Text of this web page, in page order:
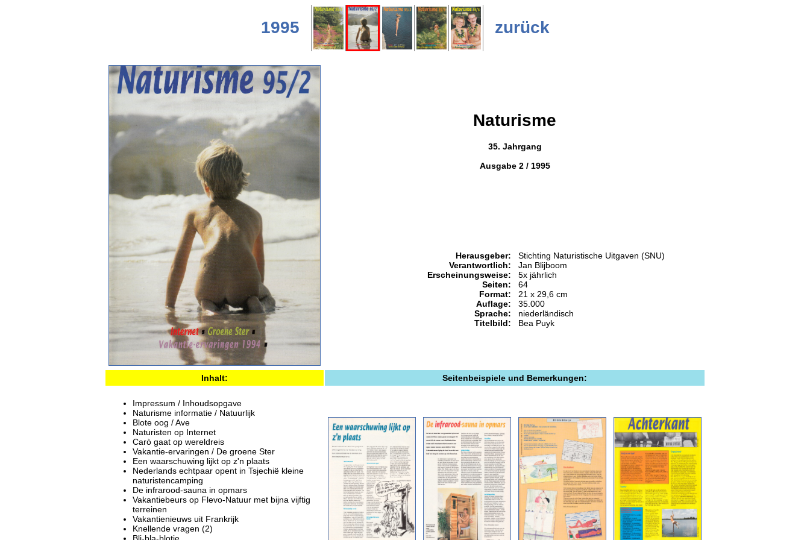
1995 zurück
Naturisme
35. Jahrgang
Ausgabe 2 / 1995
Herausgeber:
Verantwortlich:
Erscheinungsweise:
Seiten:
Format:
Auflage:
Sprache:
Titelbild:
Stichting Naturistische Uitgaven (SNU)
Jan Blijboom
5x jährlich
64
21 x 29,6 cm
35.000
niederländisch
Bea Puyk
Inhalt: Seitenbeispiele und Bemerkungen:
Impressum / Inhoudsopgave
Naturisme informatie / Natuurlijk
Blote oog / Ave
Naturisten op Internet
Carò gaat op wereldreis
Vakantie-ervaringen / De groene Ster
Een waarschuwing lijkt op z'n plaats
Nederlands echtpaar opent in Tsjechië kleine
naturistencamping
De infrarood-sauna in opmars
Vakantiebeurs op Flevo-Natuur met bijna vijftig
terreinen
Vakantienieuws uit Frankrijk
Knellende vragen (2)